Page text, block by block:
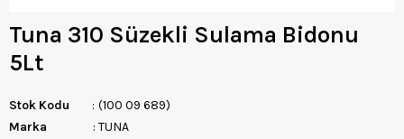
Tuna 310 Süzekli Sulama Bidonu
5Lt
Stok Kodu
(100 09 689)
Marka
: TUNA